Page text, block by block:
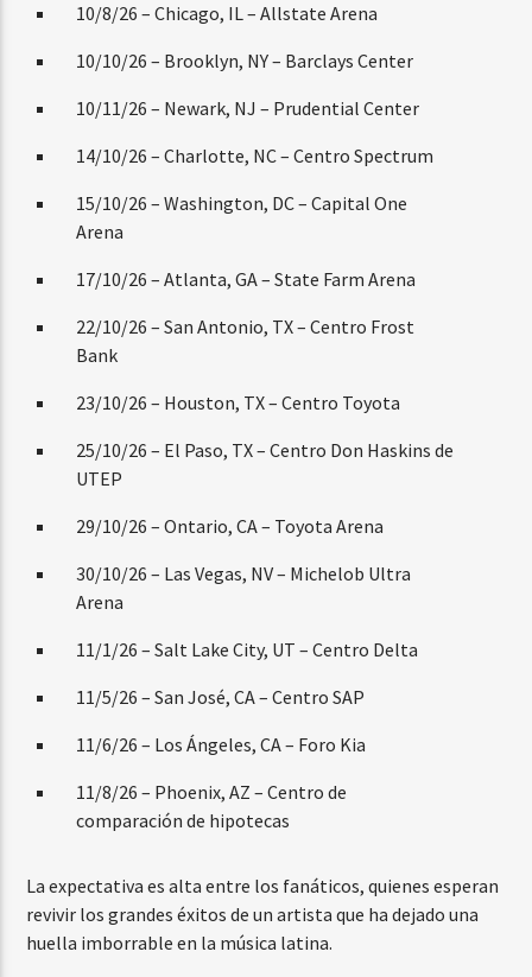
10/8/26 – Chicago, IL – Allstate Arena
10/10/26 – Brooklyn, NY – Barclays Center
10/11/26 – Newark, NJ – Prudential Center
14/10/26 – Charlotte, NC – Centro Spectrum
15/10/26 – Washington, DC – Capital One
Arena
17/10/26 – Atlanta, GA – State Farm Arena
22/10/26 – San Antonio, TX – Centro Frost
Bank
23/10/26 – Houston, TX – Centro Toyota
25/10/26 – El Paso, TX – Centro Don Haskins de
UTEP
29/10/26 – Ontario, CA – Toyota Arena
30/10/26 – Las Vegas, NV – Michelob Ultra
Arena
11/1/26 – Salt Lake City, UT – Centro Delta
11/5/26 – San José, CA – Centro SAP
11/6/26 – Los Ángeles, CA – Foro Kia
11/8/26 – Phoenix, AZ – Centro de
comparación de hipotecas
La expectativa es alta entre los fanáticos, quienes esperan
revivir los grandes éxitos de un artista que ha dejado una
huella imborrable en la música latina.